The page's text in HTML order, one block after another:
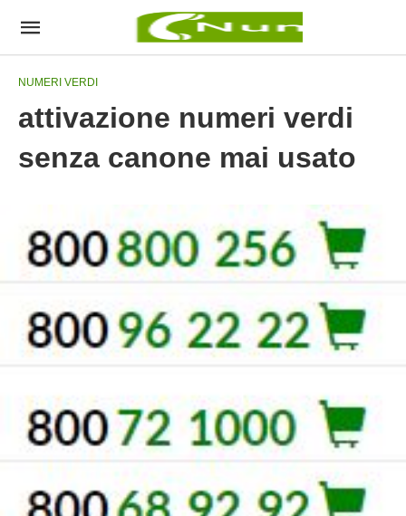
NUMERI VERDI
attivazione numeri verdi
senza canone mai usato